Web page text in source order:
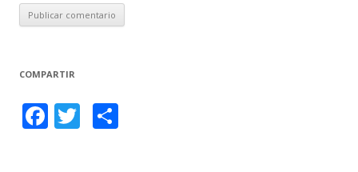
COMPARTIR
F T